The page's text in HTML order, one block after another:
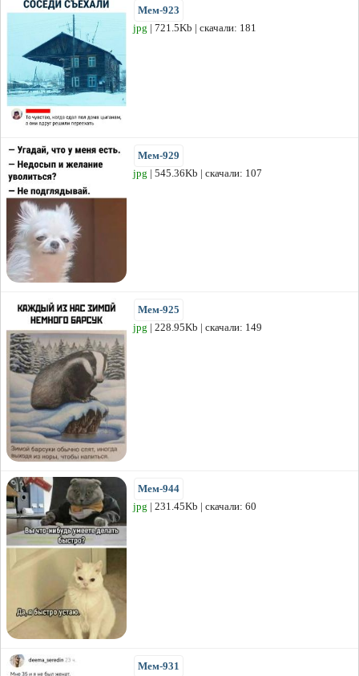
Мем-923
jpg | 721.5Kb | скачали: 181
Мем-929
jpg | 545.36Kb | скачали: 107
Мем-925
jpg | 228.95Kb | скачали: 149
Мем-944
jpg | 231.45Kb | скачали: 60
Мем-931